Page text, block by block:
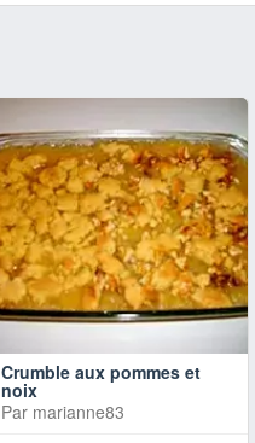
Crumble aux pommes et
noix
Par marianne83